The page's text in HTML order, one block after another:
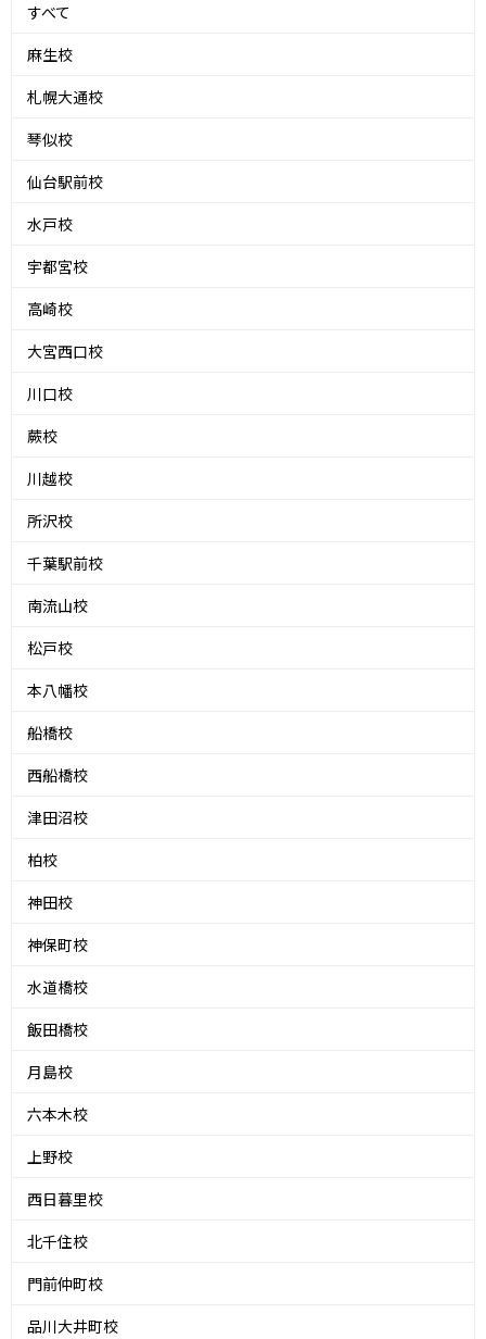
すべて
麻生校
札幌大通校
琴似校
仙台駅前校
水戸校
宇都宮校
高崎校
大宮西口校
川口校
蕨校
川越校
所沢校
千葉駅前校
南流山校
松戸校
本八幡校
船橋校
西船橋校
津田沼校
柏校
神田校
神保町校
水道橋校
飯田橋校
月島校
六本木校
上野校
西日暮里校
北千住校
門前仲町校
品川大井町校